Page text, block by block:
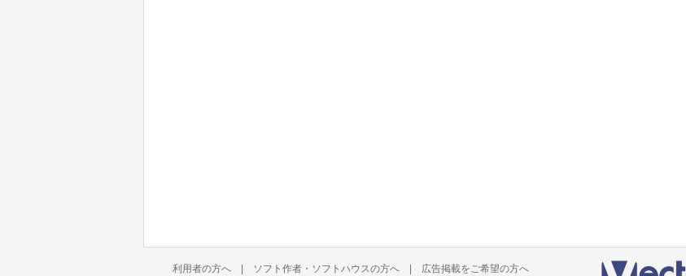
利用者の方へ | ソフト作者・ソフトハウスの方へ | 広告掲載をご希望の方へ